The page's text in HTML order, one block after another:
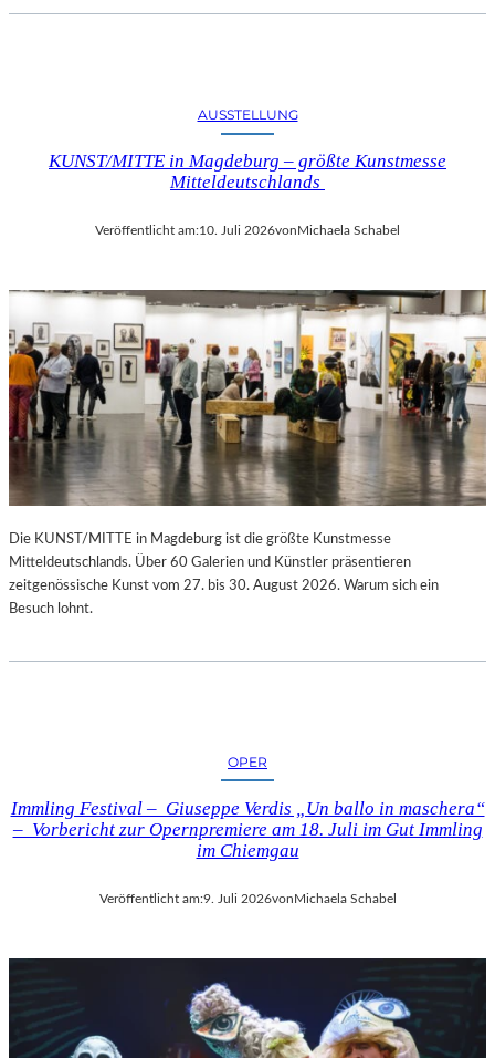
AUSSTELLUNG
KUNST/MITTE in Magdeburg – größte Kunstmesse
Mitteldeutschlands
Veröffentlicht am:10. Juli 2026vonMichaela Schabel
Die KUNST/MITTE in Magdeburg ist die größte Kunstmesse
Mitteldeutschlands. Über 60 Galerien und Künstler präsentieren
zeitgenössische Kunst vom 27. bis 30. August 2026. Warum sich ein
Besuch lohnt.
OPER
Immling Festival – Giuseppe Verdis „Un ballo in maschera“
– Vorbericht zur Opernpremiere am 18. Juli im Gut Immling
im Chiemgau
Veröffentlicht am:9. Juli 2026vonMichaela Schabel